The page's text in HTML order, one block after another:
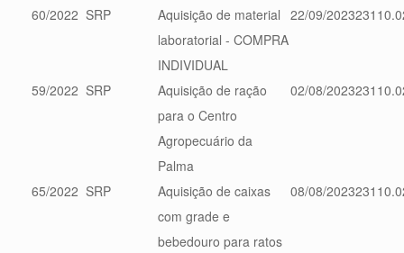
60/2022 SRP
Aquisição de material
laboratorial - COMPRA
INDIVIDUAL
22/09/2023
59/2022 SRP
Aquisição de ração
para o Centro
Agropecuário da
Palma
02/08/2023
65/2022 SRP
Aquisição de caixas
com grade e
bebedouro para ratos
08/08/2023